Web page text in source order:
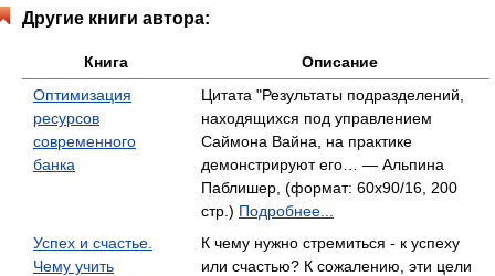
Другие книги автора:
Книга
Описание
Оптимизация
ресурсов
современного
банка
Цитата "Результаты подразделений,
находящихся под управлением
Саймона Вайна, на практике
демонстрируют его… — Альпина
Паблишер, (формат: 60x90/16, 200
стр.) Подробнее...
Успех и счастье.
Чему учить
К чему нужно стремиться - к успеху
или счастью? К сожалению, эти цели